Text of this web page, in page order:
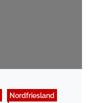
Nordfriesland